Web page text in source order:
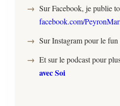
Sur Facebook, je publie
facebook.com/
Sur Instagram pour le fun
Et sur le podcast pour
avec Soi